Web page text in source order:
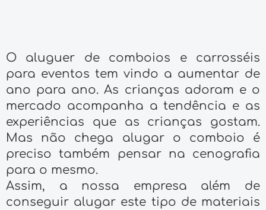
O aluguer de comboios e carrosséis
para eventos tem vindo a aumentar de
ano para ano. As crianças adoram e o
mercado acompanha a tendência e as
experiências que as crianças gostam.
Mas não chega alugar o comboio é
preciso também pensar na cenografia
para o mesmo.
Assim, a nossa empresa além de
conseguir alugar este tipo de materiais